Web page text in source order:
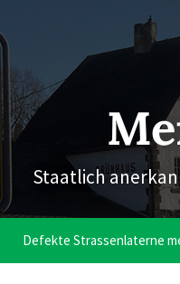
Staatlich
Defekte Strassenlaterne